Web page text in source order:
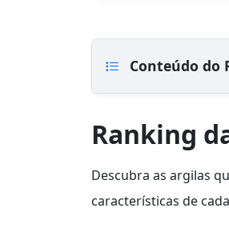
Conteúdo do
Ranking
Descubra as argilas
características de